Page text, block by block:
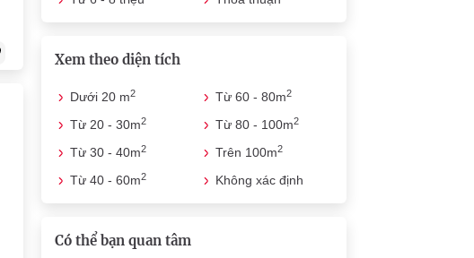
Xem theo diện tích
Dưới 20 m2
Từ 20 - 30m2
Từ 30 - 40m2
Từ 40 - 60m2
Từ 60 - 80m2
Từ 80 - 100m2
Trên 100m2
Không xác định
Có thể bạn quan tâm